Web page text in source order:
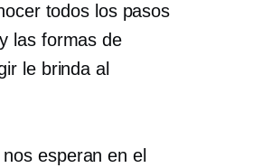
todos los pasos
las formas de
le brinda al
esperan en el